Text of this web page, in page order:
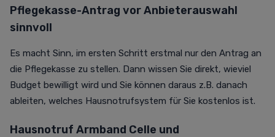
Pflegekasse-Antrag vor Anbieterauswahl
sinnvoll
Es macht Sinn, im ersten Schritt erstmal nur den Antrag an
die Pflegekasse zu stellen. Dann wissen Sie direkt, wieviel
Budget bewilligt wird und Sie können daraus z.B. danach
ableiten, welches Hausnotrufsystem für Sie kostenlos ist.
Hausnotruf Armband Celle und